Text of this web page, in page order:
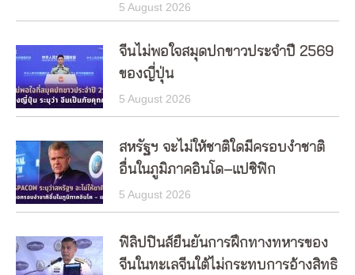
5 August 2026
จีนไม่พอใจสมุดปกขาวประจำปี 2569
ของญี่ปุ่น
5 August 2026
สหรัฐฯ จะไม่ให้ชาติใดมีครอบงำชาติ
อื่นในภูมิภาคอินโด–แปซิฟิก
5 August 2026
ฟิลิปปินส์ยืนยันการฝึกทางทหารของ
จีนในทะเลจีนใต้ไม่กระทบการอ้างสิทธิ